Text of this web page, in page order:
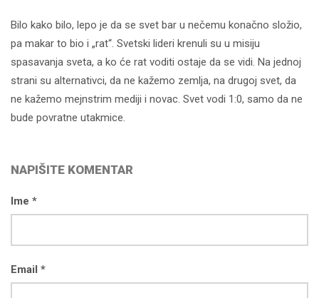
Bilo kako bilo, lepo je da se svet bar u nečemu konačno složio,
pa makar to bio i „rat“. Svetski lideri krenuli su u misiju
spasavanja sveta, a ko će rat voditi ostaje da se vidi. Na jednoj
strani su alternativci, da ne kažemo zemlja, na drugoj svet, da
ne kažemo mejnstrim mediji i novac. Svet vodi 1:0, samo da ne
bude povratne utakmice.
NAPIŠITE KOMENTAR
Ime *
Email *